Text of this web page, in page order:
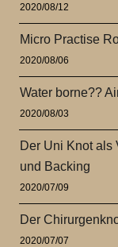
2020/08/12
Micro Practise
2020/08/06
Water borne??
2020/08/03
Der Uni Knot als
und Backing
2020/07/09
Der
2020/07/07